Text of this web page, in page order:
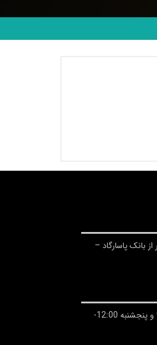
بانک پاسارگاد –
شنبه تا چهارشنبه 17:00-9:00 و پنجشنبه 12:00-